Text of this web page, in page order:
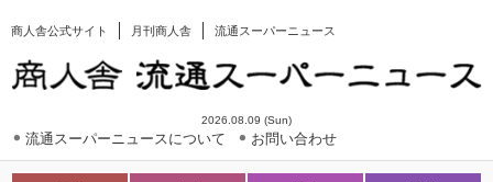
商人舎公式サイト 月刊商人舎 流通スーパーニュース
2026.08.09 (Sun)
流通スーパーニュースについて お問い合わせ